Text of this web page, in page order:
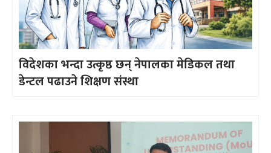
विदेशका भन्दा उत्कृष्ठ छन् नेपालका मेडिकल तथा
डेन्टल पढाउने शिक्षण संस्था